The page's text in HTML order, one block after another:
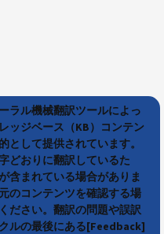
ラル機械翻訳ツールによっ
ッジベース（KB）コンテン
として提供されています。
どおりに翻訳しているた
含まれている場合がありま
のコンテンツを確認する場
ださい。翻訳の問題や誤訳
ルの最後にある[Feedback]